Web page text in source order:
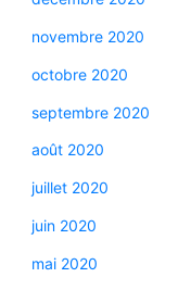
novembre 2020
octobre 2020
septembre 2020
août 2020
juillet 2020
juin 2020
mai 2020